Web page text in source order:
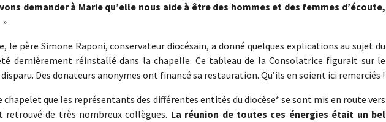
demander à Marie qu’elle nous aide à être des hommes et des femmes d’écoute,
»
le père Simone Raponi, conservateur diocésain, a donné quelques explications au sujet du
dernièrement réinstallé dans la chapelle. Ce tableau de la Consolatrice figurait sur le
Des donateurs anonymes ont financé sa restauration. Qu’ils en soient ici remerciés !
chapelet que les représentants des différentes entités du diocèse* se sont mis en route vers
de très nombreux collègues. La réunion de toutes ces énergies était un bel